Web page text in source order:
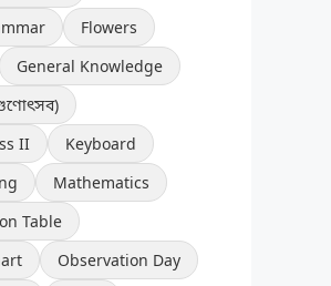
Flowers
General Knowledge
II
Keyboard
Mathematics
Table
Observation Day